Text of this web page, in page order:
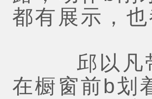
都有展示，
邱以凡带
在橱窗前b划